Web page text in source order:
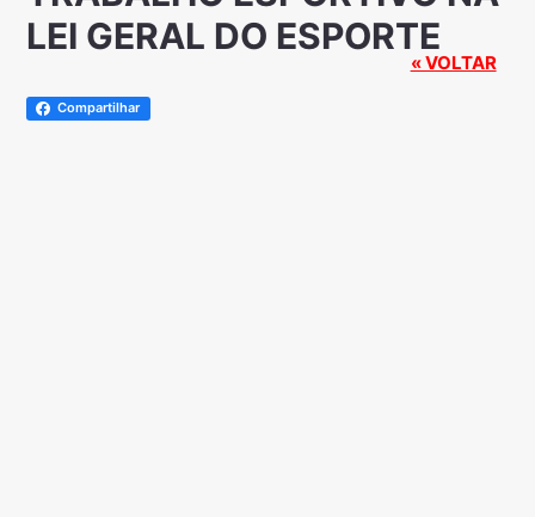
LEI GERAL DO ESPORTE
« VOLTAR
Compartilhar